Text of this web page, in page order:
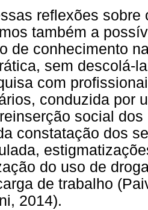
reflexões
também a
de conhecimento
sem descolá-
com
conduzida por
social
constatação dos
do uso de
de trabalho
2014).